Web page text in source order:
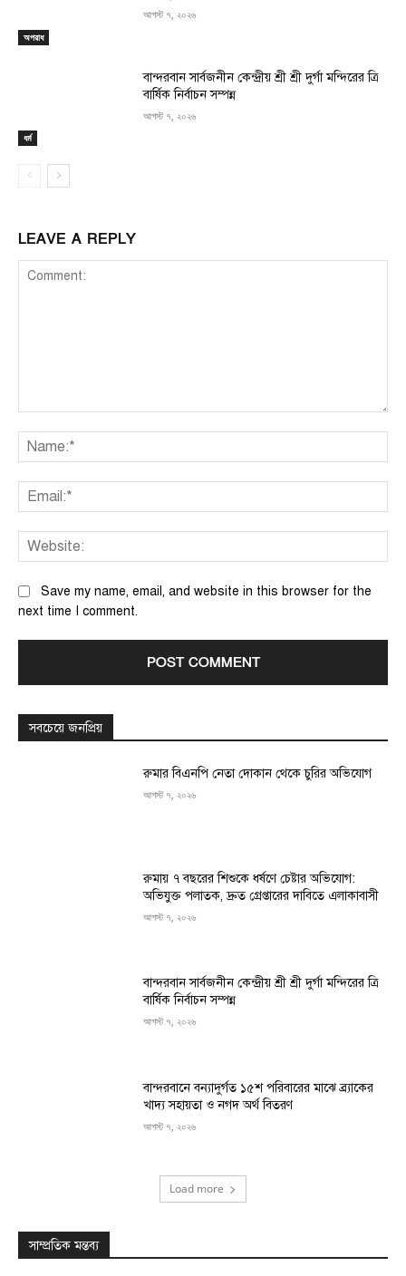
অপরাধ
আগস্ট ৭, ২০২৬
ধর্ম
বান্দরবান সার্বজনীন কেন্দ্রীয় শ্রী শ্রী দুর্গা মন্দিরের ত্রি
বার্ষিক নির্বাচন সম্পন্ন
আগস্ট ৭, ২০২৬
LEAVE A REPLY
Save my name, email, and website in this browser for the
next time I comment.
সবচেয়ে জনপ্রিয়
রুমার বিএনপি নেতা দোকান থেকে চুরির অভিযোগ
আগস্ট ৭, ২০২৬
রুমায় ৭ বছরের শিশুকে ধর্ষণে চেষ্টার অভিযোগ:
অভিযুক্ত পলাতক, দ্রুত গ্রেপ্তারের দাবিতে এলাকাবাসী
আগস্ট ৭, ২০২৬
বান্দরবান সার্বজনীন কেন্দ্রীয় শ্রী শ্রী দুর্গা মন্দিরের ত্রি
বার্ষিক নির্বাচন সম্পন্ন
আগস্ট ৭, ২০২৬
বান্দরবানে বন্যাদুর্গত ১৫শ পরিবারের মাঝে ব্র্যাকের
খাদ্য সহায়তা ও নগদ অর্থ বিতরণ
আগস্ট ৭, ২০২৬
Load more
সাম্প্রতিক মন্তব্য